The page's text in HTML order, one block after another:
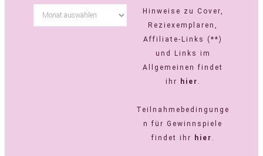
Hinweise zu Cover,
Reziexemplaren,
Affiliate-Links (**)
und Links im
Allgemeinen findet
ihr
hier .
Teilnahmebedingunge
n für Gewinnspiele
findet ihr
hier .